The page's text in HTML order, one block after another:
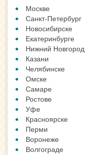
Москве
Санкт-Петербург
Новосибирске
Екатеринбурге
Нижний Новгород
Казани
Челябинске
Омске
Самаре
Ростове
Уфе
Красноярске
Перми
Воронеже
Волгограде